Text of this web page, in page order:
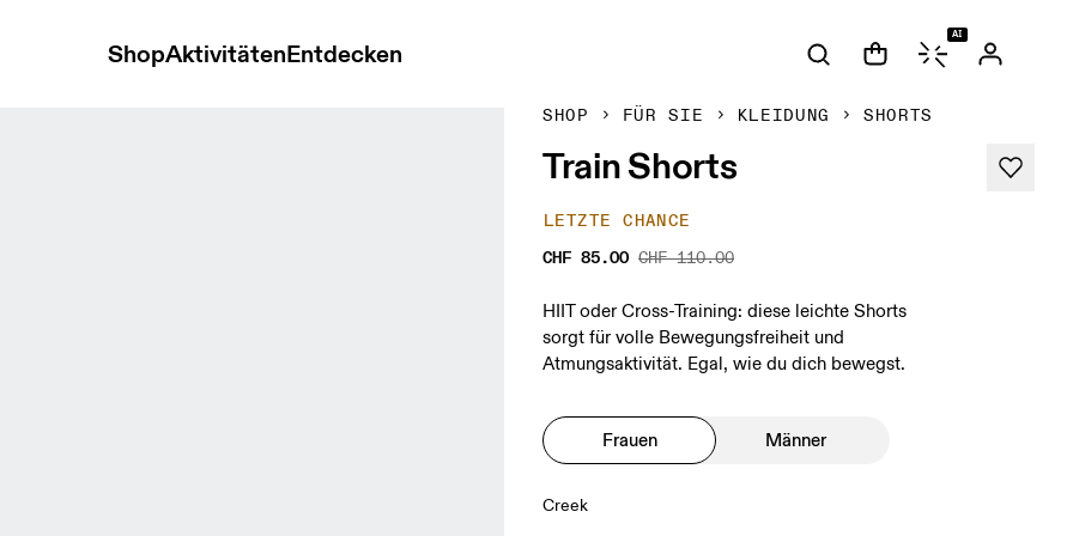
ShopAktivitätenEntdecken
AI
SHOP FÜR SIE KLEIDUNG SHORTS
Train Shorts
LETZTE CHANCE
CHF 85.00 CHF 110.00
HIIT oder Cross-Training: diese leichte Shorts
sorgt für volle Bewegungsfreiheit und
Atmungsaktivität. Egal, wie du dich bewegst.
Frauen Männer
Creek